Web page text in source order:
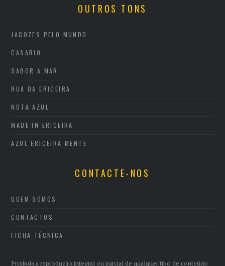
OUTROS TONS
JAGOZES PELO MUNDO
CASARIO
SABOR A MAR
RUA DA ERICEIRA
NOTA AZUL
MADE IN ERICEIRA
AZUL ERICEIRA MENTE
CONTACTE-NOS
QUEM SOMOS
CONTACTOS
FICHA TÉCNICA
Proibida a reprodução integral ou parcial de qualquer tipo de conteúdo